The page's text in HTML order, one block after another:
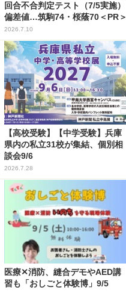
回合不合判定テスト（7/5実施）
偏差値…筑駒74・桜蔭70＜PR＞
2026.7.10
【高校受験】【中学受験】兵庫
県内の私立31校が集結、個別相
談会9/6
2026.7.28
医療✕消防、縫合デモやAED講
習も「おしごと体験博」9/5